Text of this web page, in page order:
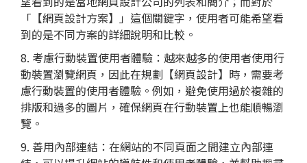
「【網頁設計方案】」這個關鍵字，使用者可能希望看
到的是不同方案的詳細說明和比較。
8. 考慮行動裝置使用者體驗：越來越多的使用者使用行
動裝置瀏覽網頁，因此在規劃【網頁設計】時，需要考
慮行動裝置的使用者體驗。例如，避免使用過於複雜的
排版和過多的圖片，確保網頁在行動裝置上也能順暢瀏
覽。
9. 善用內部連結：在網站的不同頁面之間建立內部連